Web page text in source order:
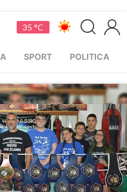
35 °C
SPORT POLITICA